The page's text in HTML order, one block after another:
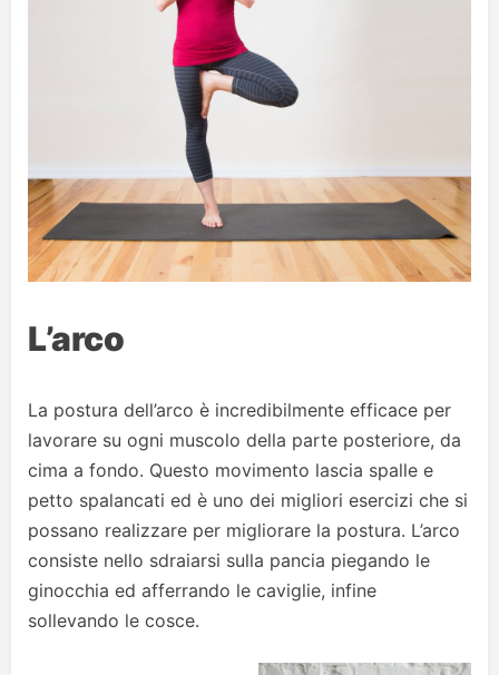
L’arco
La postura dell’arco è incredibilmente efficace per
lavorare su ogni muscolo della parte posteriore, da
cima a fondo. Questo movimento lascia spalle e
petto spalancati ed è uno dei migliori esercizi che si
possano realizzare per migliorare la postura. L’arco
consiste nello sdraiarsi sulla pancia piegando le
ginocchia ed afferrando le caviglie, infine
sollevando le cosce.